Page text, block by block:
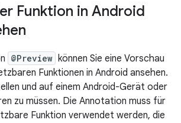
Funktion in Android
@Preview können Sie eine Vorschau
Funktionen in Android ansehen.
und auf einem Android-Gerät oder
zu müssen. Die Annotation muss für
Funktion verwendet werden, die